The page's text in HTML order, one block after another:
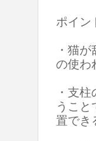
ポイン
・猫
の使わ
・支
うこと
置でき